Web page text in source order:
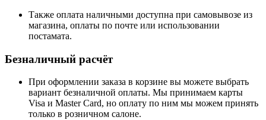
Также оплата наличными доступна при самовывозе из
магазина, оплаты по почте или использовании
постамата.
Безналичный расчёт
При оформлении заказа в корзине вы можете выбрать
вариант безналичной оплаты. Мы принимаем карты
Visa и Master Card, но оплату по ним мы можем принять
только в розничном салоне.